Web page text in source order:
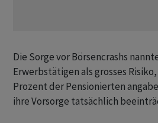
Die Sorge vor Börsencrashs
Erwerbstätigen als grosses
Prozent der Pensionierten
ihre Vorsorge tatsächlich